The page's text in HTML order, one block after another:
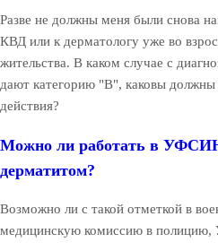
Разве не должны меня были снова
КВД или к дерматологу уже во
жительства. В каком случае с
дают категорию "В", каковы
действия?
Можно ли работать в
дерматитом?
Возможно ли с такой отметкой в
медицинскую комиссию в